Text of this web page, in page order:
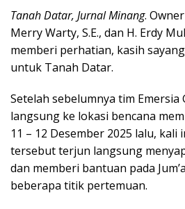
Tanah Datar, Jurnal Minang.
Merry Warty, S.E., dan H. Erdy
memberi perhatian, kasih
untuk Tanah Datar.
Setelah sebelumnya tim
langsung ke lokasi bencana
11 – 12 Desember 2025 lalu, kali
tersebut terjun langsung
dan memberi bantuan pada
beberapa titik pertemuan.